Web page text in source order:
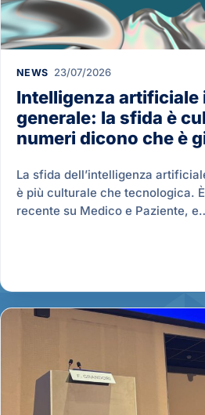
NEWS 23/07/2026
Intelligenza artificiale
generale: la sfida è
numeri dicono che è
La sfida dell’intelligenza
è più culturale che tecnologica.
recente su Medico e Paziente,